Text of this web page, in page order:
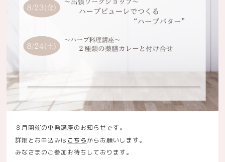
８月開催の単発講座のお知らせです。
詳細とお申込みはこちらからお願いします。
みなさまのご参加お待ちしております。